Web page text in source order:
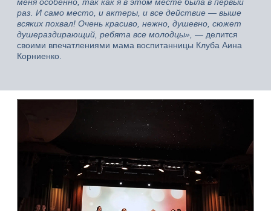
раз. И само место, и актеры, и все действие — выше
всяких похвал! Очень красиво, нежно, душевно, сюжет
душераздирающий, ребята все молодцы», — делится
своими впечатлениями мама воспитанницы Клуба Аина
Корниенко.